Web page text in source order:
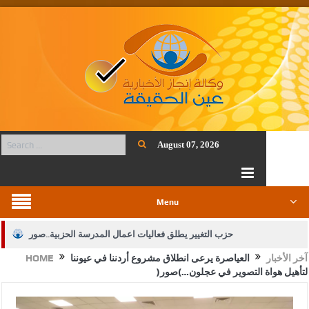
August 07, 2026
Menu
حزب التغيير يطلق فعاليات اعمال المدرسة الحزبية..صور
الجيش يفتح باب التجنيد لحملة البكالوريوس في الحقوق والقانون
HOME آخر الأخبار
العياصرة يرعى انطلاق مشروع أردننا في عيوننا
لتأهيل هواة التصوير في عجلون…(صور)